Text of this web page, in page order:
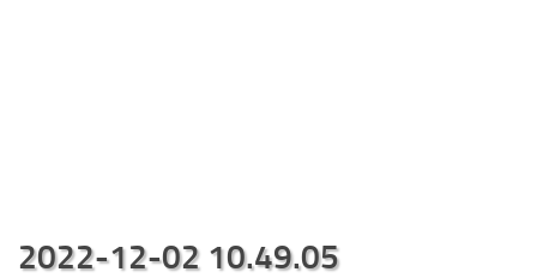
2022-12-02 10.49.05